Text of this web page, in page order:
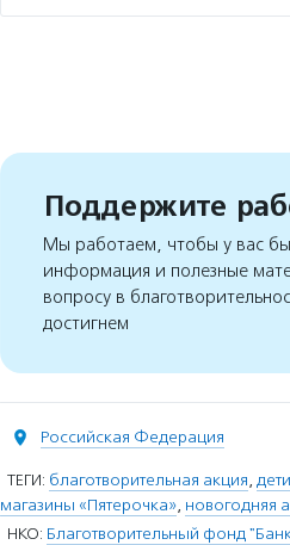
Поддержите
Мы работаем, чтобы у вас
информация и полезные
вопросу в
достигнем
Российская Федерация
ТЕГИ: благотворительная акция,
магазины «Пятерочка», новогодняя
НКО: Благотворительный фонд